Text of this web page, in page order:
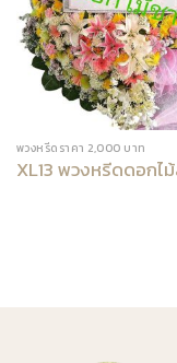
พวงหรีดราคา 2,000 บาท
XL13 พวงหรีดดอกไ